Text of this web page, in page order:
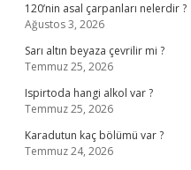
120’nin asal çarpanları nelerdir ?
Ağustos 3, 2026
Sarı altın beyaza çevrilir mi ?
Temmuz 25, 2026
Ispirtoda hangi alkol var ?
Temmuz 25, 2026
Karadutun kaç bölümü var ?
Temmuz 24, 2026